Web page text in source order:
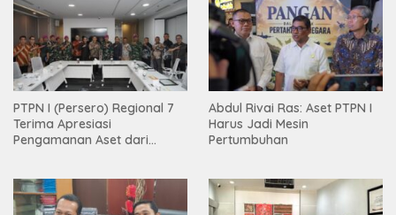
PTPN I (Persero) Regional 7
Terima Apresiasi
Pengamanan Aset dari
Abdul Rivai Ras: Aset PTPN I
Harus Jadi Mesin
Pertumbuhan